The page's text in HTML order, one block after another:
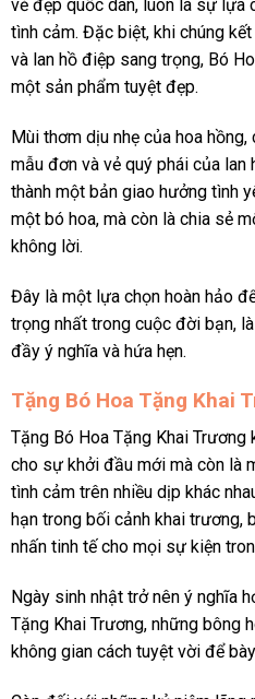
vẻ đẹp quốc dân, luôn là sự lựa
tình cảm. Đặc biệt, khi chúng
và lan hồ điệp sang trọng, Bó
một sản phẩm tuyệt đẹp.
Mùi thơm dịu nhẹ của hoa
mẫu đơn và vẻ quý phái của lan
thành một bản giao hưởng tình
một bó hoa, mà còn là chia sẻ
không lời.
Đây là một lựa chọn hoàn hảo
trọng nhất trong cuộc đời bạn,
đầy ý nghĩa và hứa hẹn.
Tặng Bó Hoa Tặng Khai
Tặng Bó Hoa Tặng Khai
cho sự khởi đầu mới mà còn là
tình cảm trên nhiều dịp khác
hạn trong bối cảnh khai trương,
nhấn tinh tế cho mọi sự kiện
Ngày sinh nhật trở nên ý nghĩa
Tặng Khai Trương, những bông
không gian cách tuyệt vời để